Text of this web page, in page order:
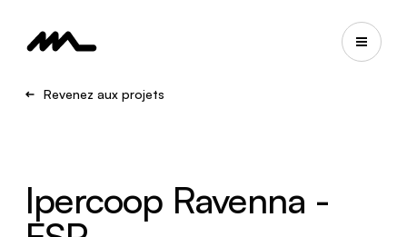
Revenez aux projets
Ipercoop Ravenna -